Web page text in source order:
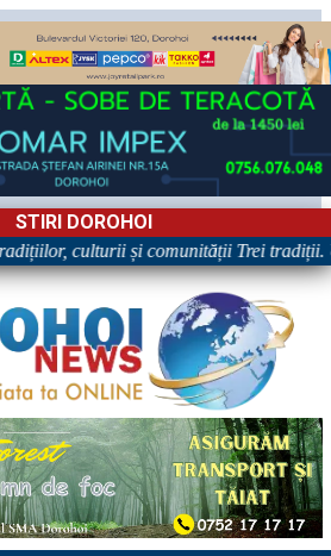
STIRI DOROHOI
culturii și comunității Trei tradiții.